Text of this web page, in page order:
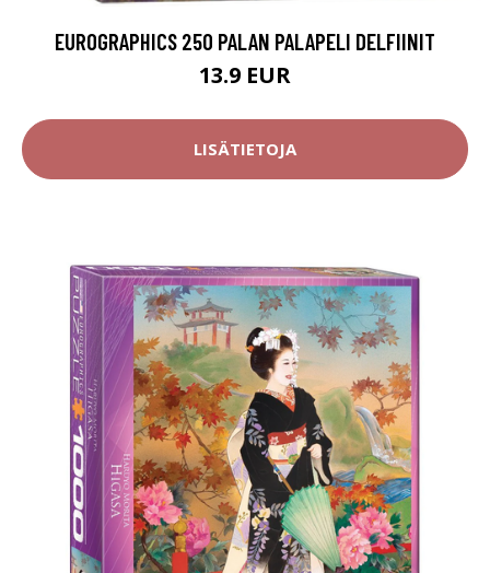
EUROGRAPHICS 250 PALAN PALAPELI DELFIINIT
13.9 EUR
LISÄTIETOJA